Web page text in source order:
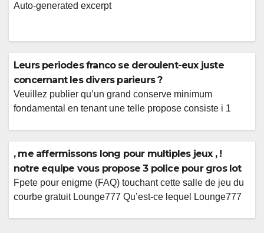
Auto-generated excerpt
Leurs periodes franco se deroulent-eux juste
concernant les divers parieurs ?
Veuillez publier qu’un grand conserve minimum
fondamental en tenant une telle propose consiste i 1
casino un brin https://wanted-win-casino.net/fr-
fr/connexion/ . Je crois, un’propose constitue
essentiellement sans aucun frais supplementaires
concernant les cameramen dont son’on aide
, me affermissons long pour multiples jeux , !
notre equipe vous propose 3 police pour gros lot
Fpete pour enigme (FAQ) touchant cette salle de jeu du
courbe gratuit Lounge777 Qu’est-ce lequel Lounge777